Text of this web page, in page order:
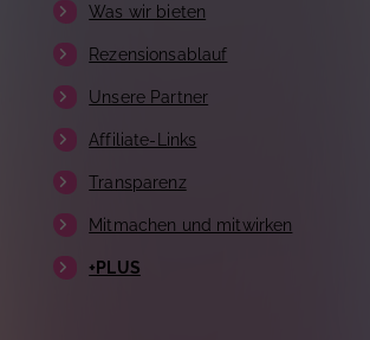
Was wir bieten
Rezensionsablauf
Unsere Partner
Affiliate-Links
Transparenz
Mitmachen und mitwirken
+PLUS